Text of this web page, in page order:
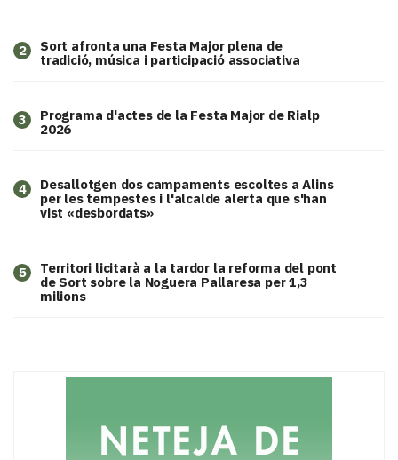
2
Sort afronta una Festa Major plena de
tradició, música i participació associativa
3
Programa d'actes de la Festa Major de Rialp
2026
4
​Desallotgen dos campaments escoltes a Alins
per les tempestes i l'alcalde alerta que s'han
vist «desbordats»
5
Territori licitarà a la tardor la reforma del pont
de Sort sobre la Noguera Pallaresa per 1,3
milions